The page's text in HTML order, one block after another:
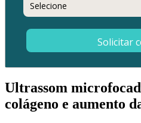
Solicitar
Ultrassom
colágeno e aumento